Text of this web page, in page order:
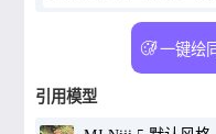
一键绘
引用模型